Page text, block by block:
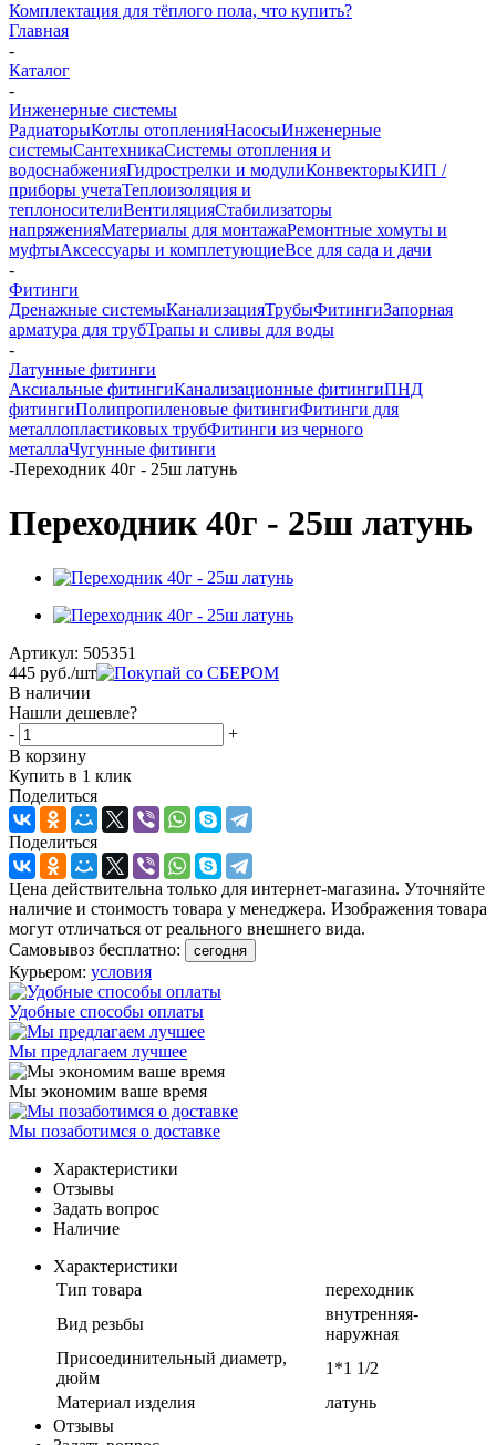
Комплектация для тёплого пола, что купить?
Главная
-
Каталог
-
Инженерные системы
РадиаторыКотлы отопленияНасосыИнженерные
системыСантехникаСистемы отопления и
водоснабженияГидрострелки и модулиКонвекторыКИП /
приборы учетаТеплоизоляция и
теплоносителиВентиляцияСтабилизаторы
напряженияМатериалы для монтажаРемонтные хомуты и
муфтыАксессуары и комплетующиеВсе для сада и дачи
-
Фитинги
Дренажные системыКанализацияТрубыФитингиЗапорная
арматура для трубТрапы и сливы для воды
-
Латунные фитинги
Аксиальные фитингиКанализационные фитингиПНД
фитингиПолипропиленовые фитингиФитинги для
металлопластиковых трубФитинги из черного
металлаЧугунные фитинги
-Переходник 40г - 25ш латунь
Переходник 40г - 25ш латунь
Артикул: 505351
445 руб./шт
В наличии
Нашли дешевле?
-
+
В корзину
Купить в 1 клик
Поделиться
Поделиться
Цена действительна только для интернет-магазина. Уточняйте
наличие и стоимость товара у менеджера. Изображения товара
могут отличаться от реального внешнего вида.
Самовывоз бесплатно:
сегодня
Курьером: условия
Удобные способы оплаты
Мы предлагаем лучшее
Мы экономим ваше время
Мы позаботимся о доставке
Характеристики
Отзывы
Задать вопрос
Наличие
Характеристики
Тип товара
переходник
Вид резьбы
внутренняя-
наружная
Присоединительный диаметр,
дюйм
1*1 1/2
Материал изделия
латунь
Отзывы